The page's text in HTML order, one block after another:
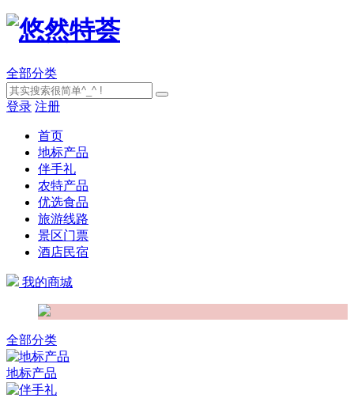
全部分类
登录 注册
首页
地标产品
伴手礼
农特产品
优选食品
旅游线路
景区门票
酒店民宿
我的商城
全部分类
地标产品